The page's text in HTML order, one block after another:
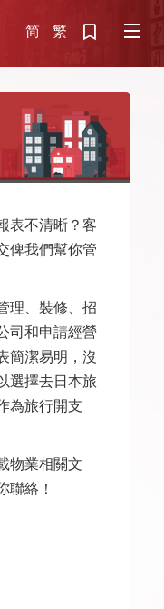
简 繁
表不清晰？客
俾我們幫你管
理、裝修、招
司和申請經營
簡潔易明，沒
選擇去日本旅
為旅行開支
物業相關文
聯絡！